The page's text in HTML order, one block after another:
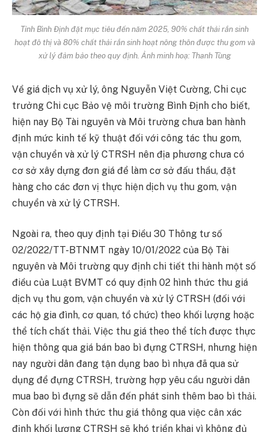
Tỉnh Bình Định đặt mục tiêu đến năm 2025, 90% chất thải rắn sinh
hoạt đô thị và 80% chất thải rắn sinh hoạt nông thôn được thu gom và
xử lý đảm bảo theo quy định. Ảnh minh hoạ: Thanh Tùng
Về giá dịch vụ xử lý, ông Nguyễn Việt Cường, Chi cục
trưởng Chi cục Bảo vệ môi trường Bình Định cho biết,
hiện nay Bộ Tài nguyên và Môi trường chưa ban hành
định mức kinh tế kỹ thuật đối với công tác thu gom,
vận chuyển và xử lý CTRSH nên địa phương chưa có
cơ sở xây dựng đơn giá để làm cơ sở đấu thầu, đặt
hàng cho các đơn vị thực hiện dịch vụ thu gom, vận
chuyển và xử lý CTRSH.
Ngoài ra, theo quy định tại Điều 30 Thông tư số
02/2022/TT-BTNMT ngày 10/01/2022 của Bộ Tài
nguyên và Môi trường quy định chi tiết thi hành một số
điều của Luật BVMT có quy định 02 hình thức thu giá
dịch vụ thu gom, vận chuyển và xử lý CTRSH (đối với
các hộ gia đình, cơ quan, tổ chức) theo khối lượng hoặc
thể tích chất thải. Việc thu giá theo thể tích được thực
hiện thông qua giá bán bao bì đựng CTRSH, nhưng hiện
nay người dân đang tận dụng bao bì nhựa đã qua sử
dụng để đựng CTRSH, trường hợp yêu cầu người dân
mua bao bì đựng sẽ dẫn đến phát sinh thêm bao bì thải.
Còn đối với hình thức thu giá thông qua việc cân xác
định khối lượng CTRSH sẽ khó triển khai vì không đủ